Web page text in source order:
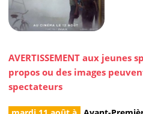
AVERTISSEMENT aux jeunes
propos ou des images
spectateurs